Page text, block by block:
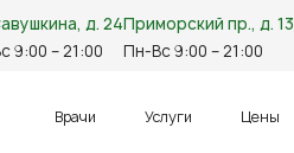
д. 24
9:00 – 21:00
Приморский пр., д. 13
Пн-Вс 9:00 – 21:00
Врачи Услуги Цены